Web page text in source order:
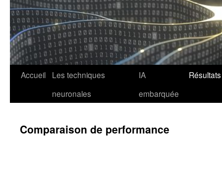
Aller
Accueil
Les techniques
neuronales
IA
embarquée
Résultats
Comparaison de performance